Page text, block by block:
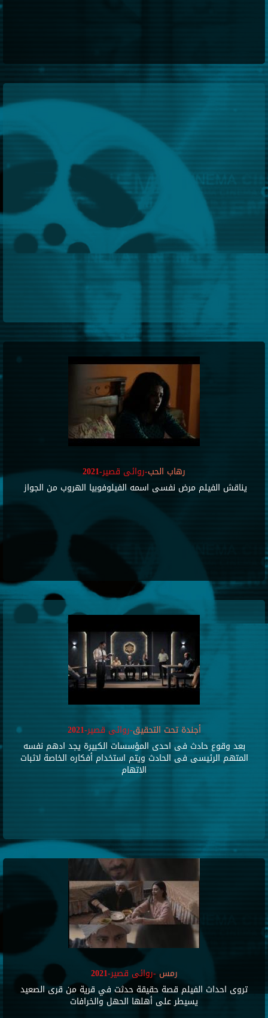
رهاب الحب-روائى قصير-2021
يناقش الفيلم مرض نفسى اسمه الفيلوفوبيا الهروب من الجواز
أجندة تحت التحقيق-روائى قصير-2021
بعد وقوع حادث فى احدى المؤسسات الكبيرة يجد ادهم نفسه
المتهم الرئيسى فى الحادث ويتم استخدام أفكاره الخاصة لاثبات
الاتهام
رمس-روائى قصير-2021
تروى احداث الفيلم قصة حقيقة حدثت في قرية من قرى الصعيد
يسيطر على أهلها الحهل والخرافات